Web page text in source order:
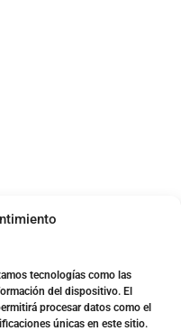
tecnologías como las
del dispositivo. El
procesar datos como el
únicas en este sitio.